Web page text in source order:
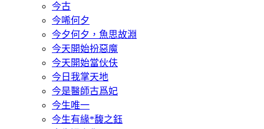
今古
今唏何夕
今夕何夕，魚思故淵
今天開始扮惡魔
今天開始當伙伕
今日我掌天地
今是醫師古爲妃
今生唯一
今生有緣*馥之鈺